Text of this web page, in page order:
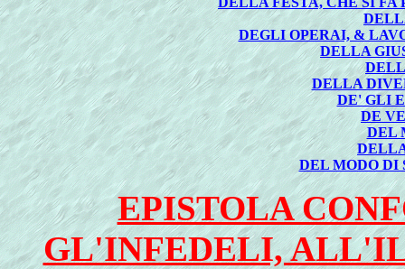
DEGLI OPERAI, &
DELLA
DELLA
DE' GLI
DE
DEL
DEL MODO DI
EPISTOLA
GL'INFEDELI,